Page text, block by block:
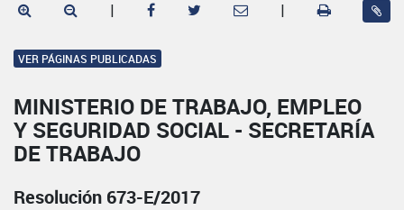
| |
VER PÁGINAS PUBLICADAS
MINISTERIO DE TRABAJO, EMPLEO
Y SEGURIDAD SOCIAL - SECRETARÍA
DE TRABAJO
Resolución 673-E/2017